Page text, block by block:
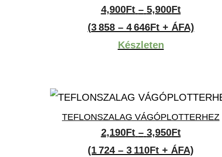
4,900Ft – 5,900Ft
4,900Ft
(3 858 – 4 646Ft + ÁFA)
Készleten
TEFLONSZALAG VÁGÓPLOTTERHEZ
2,190Ft – 3,950Ft
2,190Ft
(1 724 – 3 110Ft + ÁFA)